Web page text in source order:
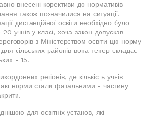
внесені корективи до нормативів
також позначилися на ситуації.
дистанційної освіти необхідно було
учнів у класі, хоча закон допускав
з Міністерством освіти цю норму
сільських районів вона тепер складає
- 15.
регіонів, де кількість учнів
норми стали фатальними - частину
для освітніх установ, які